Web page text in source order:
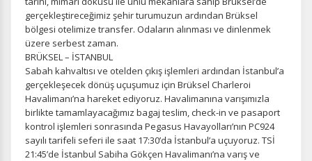
gerçekleştireceğimiz şehir turumuzun ardından Brüksel
bölgesi otelimize transfer. Odaların alınması ve dinlenmek
üzere serbest zaman.
BRÜKSEL – İSTANBUL
Sabah kahvaltısı ve otelden çıkış işlemleri ardından İstanbul’a
gerçekleşecek dönüş uçuşumuz için Brüksel Charleroi
Havalimanı’na hareket ediyoruz. Havalimanına varışımızla
birlikte tamamlayacağımız bagaj teslim, check-in ve pasaport
kontrol işlemleri sonrasında Pegasus Havayolları’nın PC924
sayılı tarifeli seferi ile saat 17:30’da İstanbul’a uçuyoruz. TSİ
21:45’de İstanbul Sabiha Gökçen Havalimanı’na varış ve